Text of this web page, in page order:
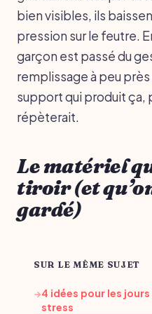
bien visibles, ils
pression sur le feutre.
garçon est passé du
remplissage à peu
support qui produit ça,
répèterait.
Le matériel
tiroir (et
gardé)
SUR LE MÊME SUJET
→4 idées pour les
stress